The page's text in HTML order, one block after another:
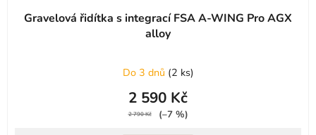
Gravelová řidítka s integrací FSA A-WING Pro AGX
alloy
Do 3 dnů (2 ks)
2 590 Kč
2 790 Kč (–7 %)